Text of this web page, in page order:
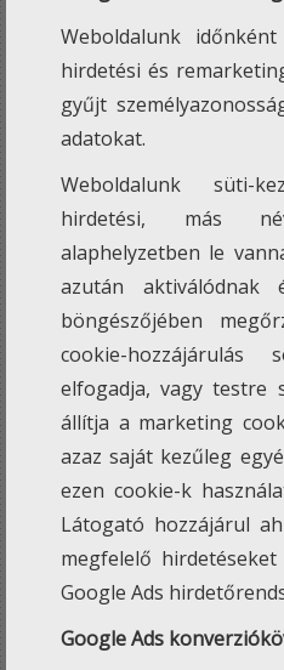
Weboldalunk
hirdetési és
gyűjt
adatokat.
Weboldalunk süti-
hirdetési, más
alaphelyzetben le
azután
böngészőjében
cookie-
elfogadja, vagy testre
állítja a marketing
azaz saját kezűleg
ezen cookie-k
Látogató hozzájárul
megfelelő
Google Ads
Google Ads